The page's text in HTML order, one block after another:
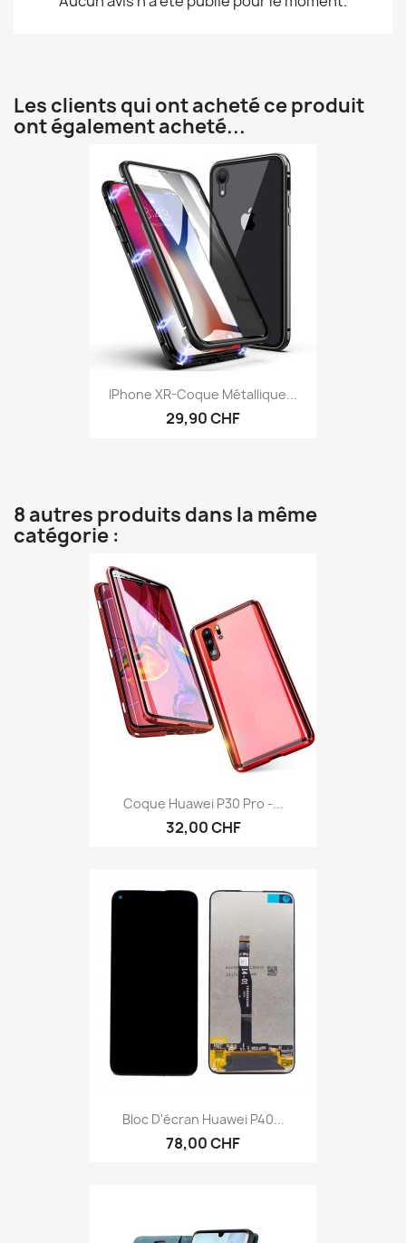
Les clients qui ont acheté ce produit
ont également acheté...
IPhone XR-Coque Métallique...
29,90 CHF
8 autres produits dans la même
catégorie :
Coque Huawei P30 Pro -...
32,00 CHF
Bloc D'écran Huawei P40...
78,00 CHF